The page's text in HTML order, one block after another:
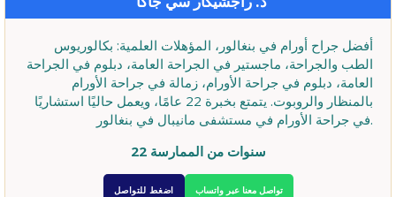
أفضل جراح أورام في بنغالور، المؤهلات العلمية: بكالوريوس
الطب والجراحة، ماجستير في الجراحة العامة، دبلوم في الجراحة
العامة، دبلوم في جراحة الأورام، زمالة في جراحة الأورام
بالمنظار والروبوت. يتمتع بخبرة 22 عامًا، ويعمل حاليًا استشاريًا
في جراحة الأورام في مستشفى مانيبال في بنغالور.
22 سنوات من الممارسة
اضغط للتواصل تواصل معنا عبر واتساب